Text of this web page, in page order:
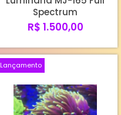
Spectrum
R$ 1.500,00
Lançamento